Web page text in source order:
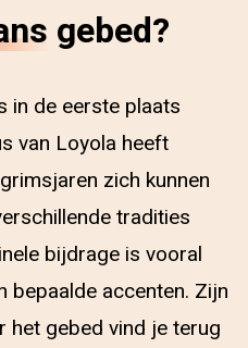
gebed?
in de eerste plaats
van Loyola heeft
zich kunnen
tradities
bijdrage is vooral
bepaalde accenten. Zijn
het gebed vind je terug